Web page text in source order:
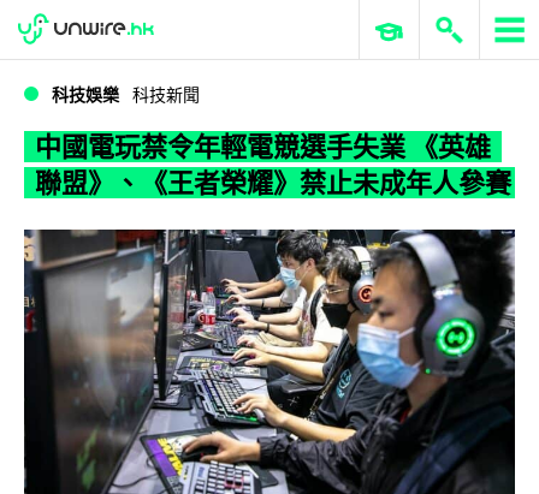
WWDC 2026 ERP 與商業 AI
科技娛樂 科技新聞
中國電玩禁令年輕電競選手失業 《英雄
聯盟》、《王者榮耀》禁止未成年人參賽